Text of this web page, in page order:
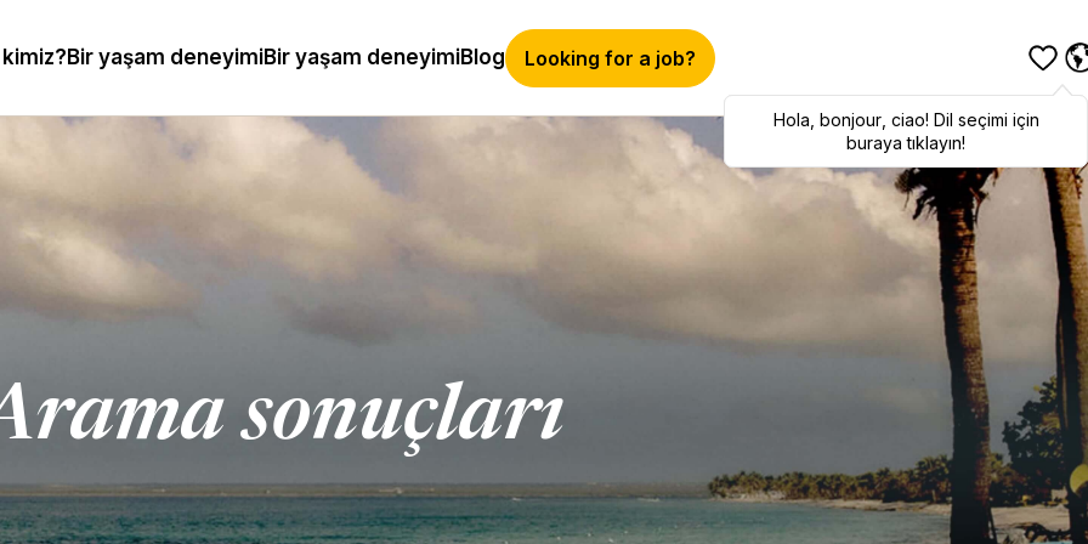
Bir yaşam deneyimiBir yaşam deneyimiBlog Looking for a job?
Hola,bonjour,ciao! To switch
languages, click here!
Hola bonjour, ciao! Dil seçimi için
buraya tıklayın!
sonuçları